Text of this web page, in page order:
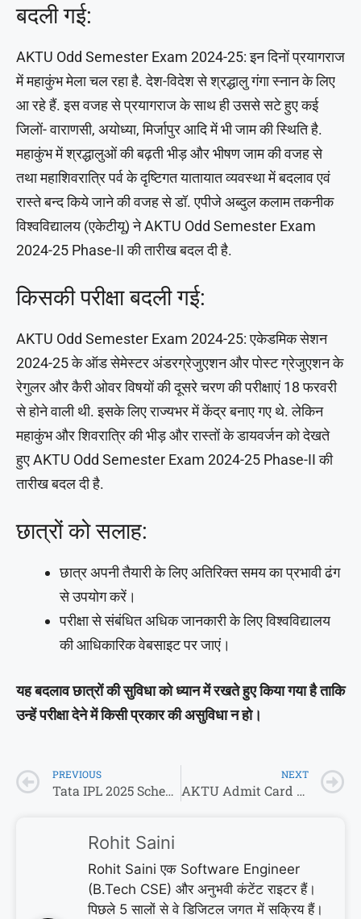
बदली गई:
AKTU Odd Semester Exam 2024-25: इन दिनों प्रयागराज
में महाकुंभ मेला चल रहा है. देश-विदेश से श्रद्धालु गंगा स्नान के लिए
आ रहे हैं. इस वजह से प्रयागराज के साथ ही उससे सटे हुए कई
जिलों- वाराणसी, अयोध्या, मिर्जापुर आदि में भी जाम की स्थिति है.
महाकुंभ में श्रद्धालुओं की बढ़ती भीड़ और भीषण जाम की वजह से
तथा महाशिवरात्रि पर्व के दृष्टिगत यातायात व्यवस्था में बदलाव एवं
रास्ते बन्द किये जाने की वजह से डॉ. एपीजे अब्दुल कलाम तकनीक
विश्वविद्यालय (एकेटीयू) ने AKTU Odd Semester Exam
2024-25 Phase-II की तारीख बदल दी है.
किसकी परीक्षा बदली गई:
AKTU Odd Semester Exam 2024-25: एकेडमिक सेशन
2024-25 के ऑड सेमेस्टर अंडरग्रेजुएशन और पोस्ट ग्रेजुएशन के
रेगुलर और कैरी ओवर विषयों की दूसरे चरण की परीक्षाएं 18 फरवरी
से होने वाली थी. इसके लिए राज्यभर में केंद्र बनाए गए थे. लेकिन
महाकुंभ और शिवरात्रि की भीड़ और रास्तों के डायवर्जन को देखते
हुए AKTU Odd Semester Exam 2024-25 Phase-II की
तारीख बदल दी है.
छात्रों को सलाह:
छात्र अपनी तैयारी के लिए अतिरिक्त समय का प्रभावी ढंग
से उपयोग करें।
परीक्षा से संबंधित अधिक जानकारी के लिए विश्वविद्यालय
की आधिकारिक वेबसाइट पर जाएं।
यह बदलाव छात्रों की सुविधा को ध्यान में रखते हुए किया गया है ताकि
उन्हें परीक्षा देने में किसी प्रकार की असुविधा न हो।
PREVIOUS
Tata IPL 2025 Schedule: 🔥 IPL 2025 is Coming! 🗓️ Full Schedule Revealed?
NEXT
AKTU Admit Card 2024-25 Odd Semester Phase-II Released
Rohit Saini
Rohit Saini एक Software Engineer
(B.Tech CSE) और अनुभवी कंटेंट राइटर हैं।
पिछले 5 सालों से वे डिजिटल जगत में सक्रिय हैं।